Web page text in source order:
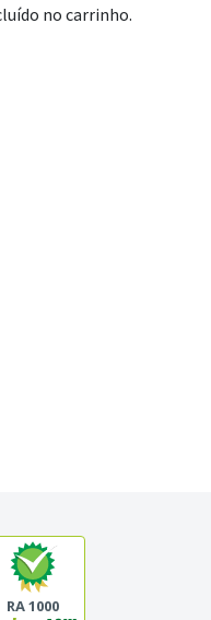
no carrinho.
RA 1000